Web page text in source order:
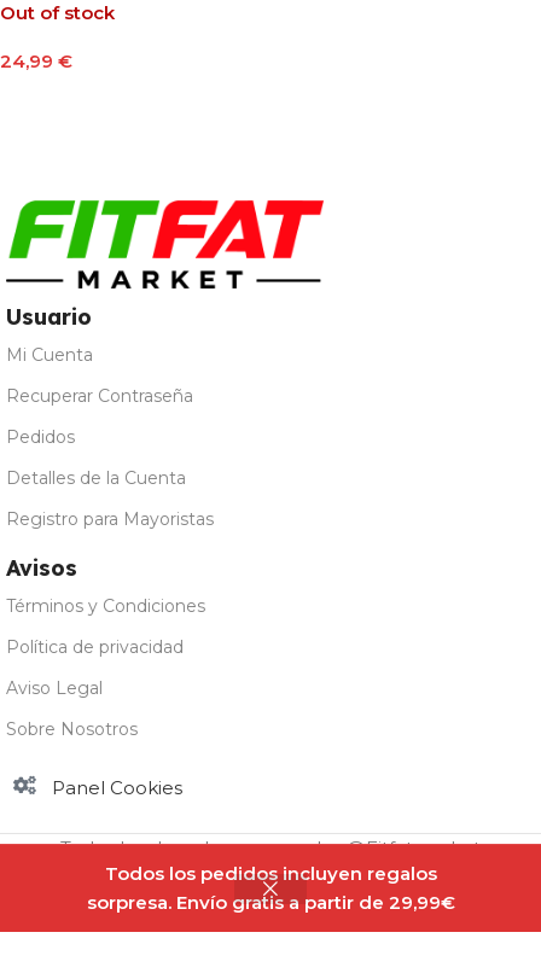
Todos los pedidos incluyen regalos
sorpresa. Envío gratis a partir de 29,99€
Out of stock
24,99 €
Usuario
Mi Cuenta
Recuperar Contraseña
Pedidos
Detalles de la Cuenta
Registro para Mayoristas
Avisos
Términos y Condiciones
Política de privacidad
Aviso Legal
Sobre Nosotros
Panel Cookies
Todos los derechos reservados @Fitfatmarket